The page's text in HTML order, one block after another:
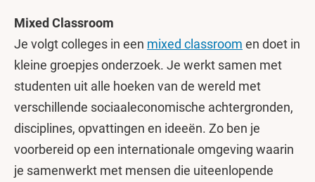
Mixed Classroom
Je volgt colleges in een mixed classroom en doet in
kleine groepjes onderzoek. Je werkt samen met
studenten uit alle hoeken van de wereld met
verschillende sociaaleconomische achtergronden,
disciplines, opvattingen en ideeën. Zo ben je
voorbereid op een internationale omgeving waarin
je samenwerkt met mensen die uiteenlopende